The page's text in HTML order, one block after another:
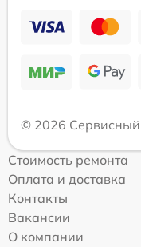
© 2026 Сервисный
Стоимость ремонта
Оплата и доставка
Контакты
Вакансии
О компании